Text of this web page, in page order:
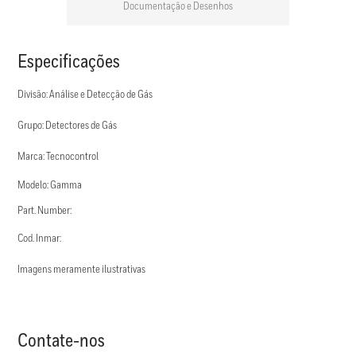
Documentação e Desenhos
Especificações
Divisão: Análise e Detecção de Gás
Grupo: Detectores de Gás
Marca: Tecnocontrol
Modelo: Gamma
Part. Number:
Cod. Inmar:
Imagens meramente ilustrativas
Contate-nos